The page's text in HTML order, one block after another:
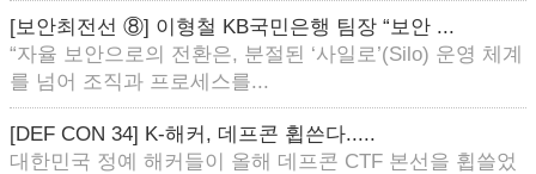
[보안최전선 ⑧] 이형철 KB국민은행 팀장 “보안 ...
“자율 보안으로의 전환은, 분절된 ‘사일로’(Silo) 운영 체계
를 넘어 조직과 프로세스를...
[DEF CON 34] K-해커, 데프콘 휩쓴다.....
대한민국 정예 해커들이 올해 데프콘 CTF 본선을 휩쓸었